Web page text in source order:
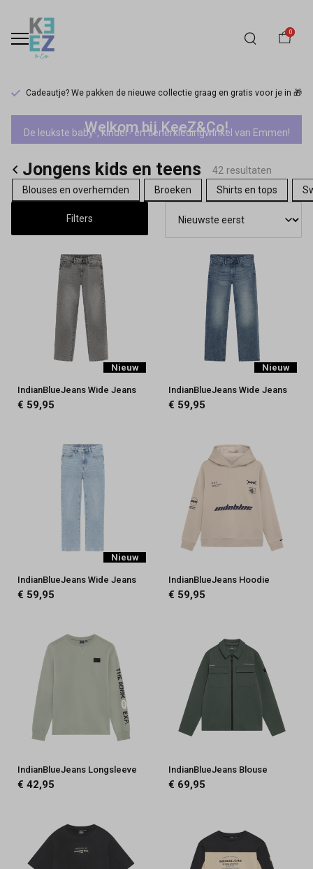
0
Cadeautje? We pakken de nieuwe collectie graag en gratis voor je in 🎁
IndianBluejeans
jongens
Keez&Co
Welkom bij KeeZ&Co!
De leukste baby-, kinder- en tienerkledingwinkel van Emmen!
Jongens kids en teens
42 resultaten
Blouses en overhemden
Broeken Shirts en tops
Filters
Nieuw
IndianBlueJeans Wide Jeans
€ 59,95
Nieuw
IndianBlueJeans Wide Jeans
€ 59,95
Nieuw
IndianBlueJeans Wide Jeans
€ 59,95
IndianBlueJeans Hoodie
€ 59,95
IndianBlueJeans Longsleeve
€ 42,95
IndianBlueJeans Blouse
€ 69,95